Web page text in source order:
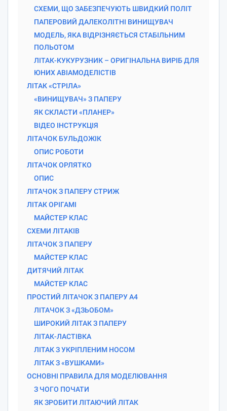
СХЕМИ, ЩО ЗАБЕЗПЕЧУЮТЬ ШВИДКИЙ ПОЛІТ
ПАПЕРОВИЙ ДАЛЕКОЛІТНІ ВИНИЩУВАЧ
МОДЕЛЬ, ЯКА ВІДРІЗНЯЄТЬСЯ СТАБІЛЬНИМ
ПОЛЬОТОМ
ЛІТАК-КУКУРУЗНИК – ОРИГІНАЛЬНА ВИРІБ ДЛЯ
ЮНИХ АВІАМОДЕЛІСТІВ
ЛІТАК «СТРІЛА»
«ВИНИЩУВАЧ» З ПАПЕРУ
ЯК СКЛАСТИ «ПЛАНЕР»
ВІДЕО ІНСТРУКЦІЯ
ЛІТАЧОК БУЛЬДОЖІК
ОПИС РОБОТИ
ЛІТАЧОК ОРЛЯТКО
ОПИС
ЛІТАЧОК З ПАПЕРУ СТРИЖ
ЛІТАК ОРІГАМІ
МАЙСТЕР КЛАС
СХЕМИ ЛІТАКІВ
ЛІТАЧОК З ПАПЕРУ
МАЙСТЕР КЛАС
ДИТЯЧИЙ ЛІТАК
МАЙСТЕР КЛАС
ПРОСТИЙ ЛІТАЧОК З ПАПЕРУ А4
ЛІТАЧОК З «ДЗЬОБОМ»
ШИРОКИЙ ЛІТАК З ПАПЕРУ
ЛІТАК-ЛАСТІВКА
ЛІТАК З УКРІПЛЕНИМ НОСОМ
ЛІТАК З «ВУШКАМИ»
ОСНОВНІ ПРАВИЛА ДЛЯ МОДЕЛЮВАННЯ
З ЧОГО ПОЧАТИ
ЯК ЗРОБИТИ ЛІТАЮЧИЙ ЛІТАК